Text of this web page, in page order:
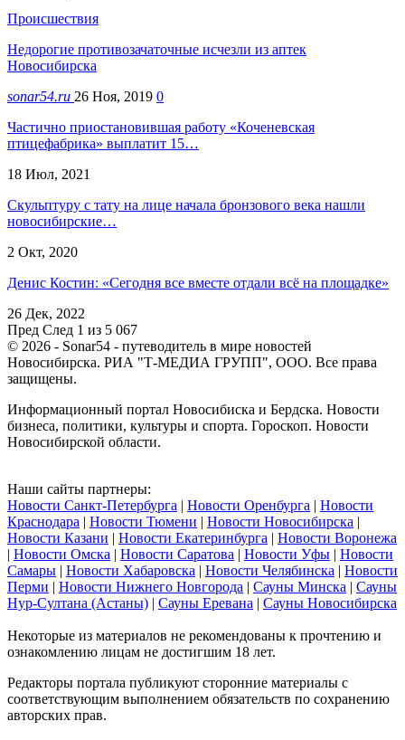
Происшествия
Недорогие противозачаточные исчезли из аптек
Новосибирска
sonar54.ru 26 Ноя, 2019 0
Частично приостановившая работу «Коченевская
птицефабрика» выплатит 15…
18 Июл, 2021
Скульптуру с тату на лице начала бронзового века нашли
новосибирские…
2 Окт, 2020
Денис Костин: «Сегодня все вместе отдали всё на площадке»
26 Дек, 2022
Пред След 1 из 5 067
© 2026 - Sonar54 - путеводитель в мире новостей
Новосибирска. РИА "Т-МЕДИА ГРУПП", ООО. Все права
защищены.
Информационный портал Новосибиска и Бердска. Новости
бизнеса, политики, культуры и спорта. Гороскоп. Новости
Новосибирской области.
Наши сайты партнеры:
Новости Санкт-Петербурга | Новости Оренбурга | Новости
Краснодара | Новости Тюмени | Новости Новосибирска |
Новости Казани | Новости Екатеринбурга | Новости Воронежа
| Новости Омска | Новости Саратова | Новости Уфы | Новости
Самары | Новости Хабаровска | Новости Челябинска | Новости
Перми | Новости Нижнего Новгорода | Сауны Минска | Сауны
Нур-Султана (Астаны) | Сауны Еревана | Сауны Новосибирска
Некоторые из материалов не рекомендованы к прочтению и
ознакомлению лицам не достигшим 18 лет.
Редакторы портала публикуют сторонние материалы с
соответствующим выполнением обязательств по сохранению
авторских прав.